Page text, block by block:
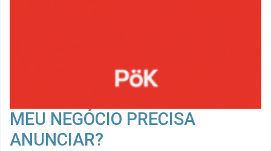
MEU NEGÓCIO PRECISA
ANUNCIAR?